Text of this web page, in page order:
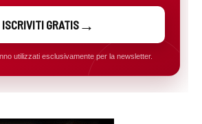
ISCRIVITI GRATIS
utilizzati esclusivamente per la newsletter.